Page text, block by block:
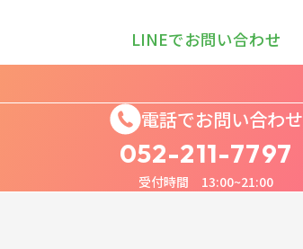
LINEでお問い合わせ
電話でお問い合わせ
052-211-7797
受付時間 13:00~21:00